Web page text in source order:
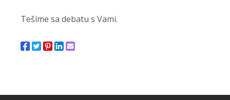
Tešíme sa debatu s Vami.